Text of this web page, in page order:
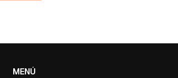
MENÚ